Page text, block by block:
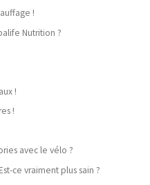
!
Nutrition ?
!
!
avec le vélo ?
ce vraiment plus sain ?